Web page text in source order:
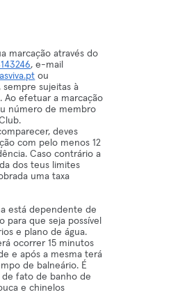
marcação através do
, e-mail
ou
sujeitas à
Ao efetuar a marcação
número de membro
deves
com pelo menos 12
Caso contrário a
dos teus limites
uma taxa
está dependente de
para que seja possível
e plano de água.
ocorrer 15 minutos
e após a mesma terá
de balneário. É
fato de banho de
e chinelos